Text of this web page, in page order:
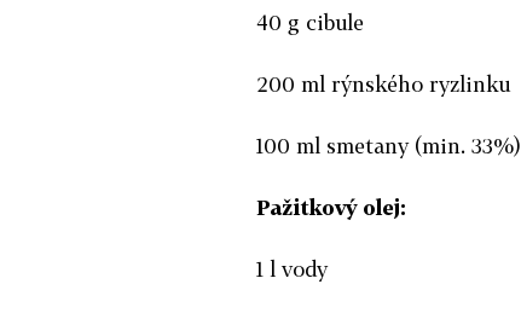
40 g cibule
200 ml rýnského ryzlinku
100 ml smetany (min. 33%)
Pažitkový olej:
1 l vody